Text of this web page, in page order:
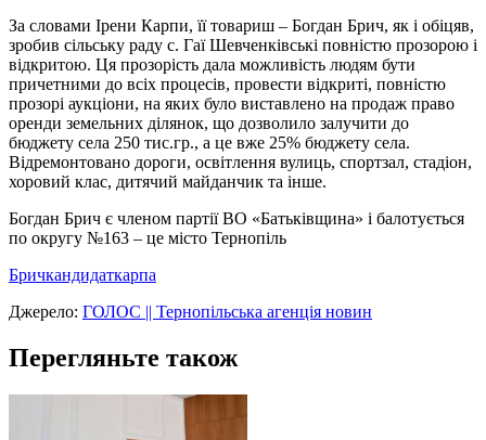
За словами Ірени Карпи, її товариш – Богдан Брич, як і обіцяв,
зробив сільську раду с. Гаї Шевченківські повністю прозорою і
відкритою. Ця прозорість дала можливість людям бути
причетними до всіх процесів, провести відкриті, повністю
прозорі аукціони, на яких було виставлено на продаж право
оренди земельних ділянок, що дозволило залучити до
бюджету села 250 тис.гр., а це вже 25% бюджету села.
Відремонтовано дороги, освітлення вулиць, спортзал, стадіон,
хоровий клас, дитячий майданчик та інше.
Богдан Брич є членом партії ВО «Батьківщина» і балотується
по округу №163 – це місто Тернопіль
Бричкандидаткарпа
Джерело: ГОЛОС || Тернопільська агенція новин
Перегляньте також